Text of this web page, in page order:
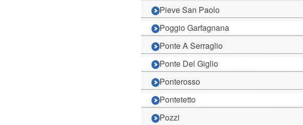
Pieve San Paolo
Poggio Garfagnana
Ponte A Serraglio
Ponte Del Giglio
Ponterosso
Pontetetto
Pozzi